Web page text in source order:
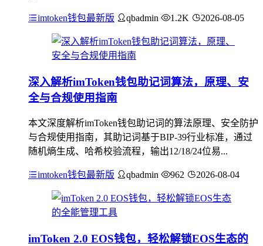
imtoken钱包最新版 qbadmin 1.2K 2026-08-05
深入解析imToken钱包助记词算法，原理、安
全与合规使用指南
本文深度解析imToken钱包助记词的算法原理、安全防护
与合规使用指南，其助记词基于BIP-39行业标准，通过
随机熵生成、哈希校验流程，输出12/18/24位易...
imtoken钱包最新版 qbadmin 962 2026-08-04
imToken 2.0 EOS钱包，轻松解锁EOS生态的